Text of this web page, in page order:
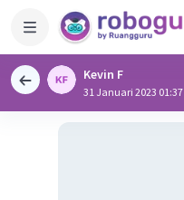
Kevin F
31 Januari 2023 01:37